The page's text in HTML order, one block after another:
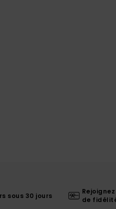
sous 30 jours
de